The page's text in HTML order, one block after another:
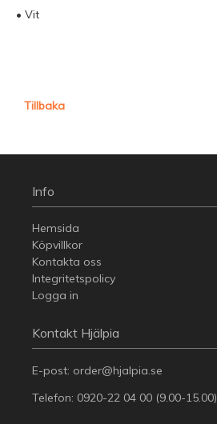
• Vit
Tillbaka
Info
Hemsida
Köpvillkor
Kontakta oss
Integritetspolicy
Logga in
Kontakt Hjälpia
E-post: order@hjalpia.se
Telefon: 0920-22 04 00 (9.00-15.00)